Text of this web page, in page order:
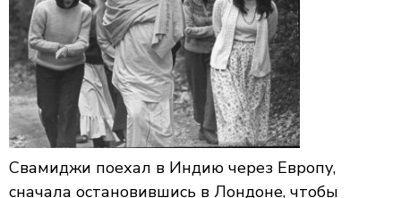
Свамиджи поехал в Индию через Европу,
сначала остановившись в Лондоне, чтобы